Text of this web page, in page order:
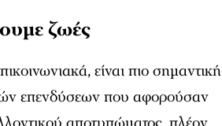
ζωές
είναι πιο σημαντική
επενδύσεων που αφορούσαν